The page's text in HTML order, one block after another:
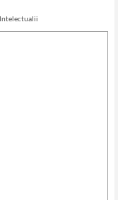
Intelectualii